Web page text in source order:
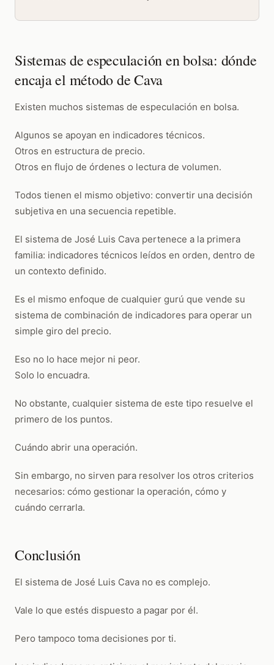
Sistemas de especulación en bolsa: dónde
encaja el método de Cava
Existen muchos sistemas de especulación en bolsa.
Algunos se apoyan en indicadores técnicos.
Otros en estructura de precio.
Otros en flujo de órdenes o lectura de volumen.
Todos tienen el mismo objetivo: convertir una decisión
subjetiva en una secuencia repetible.
El sistema de José Luis Cava pertenece a la primera
familia: indicadores técnicos leídos en orden, dentro de
un contexto definido.
Es el mismo enfoque de cualquier gurú que vende su
sistema de combinación de indicadores para operar un
simple giro del precio.
Eso no lo hace mejor ni peor.
Solo lo encuadra.
No obstante, cualquier sistema de este tipo resuelve el
primero de los puntos.
Cuándo abrir una operación.
Sin embargo, no sirven para resolver los otros criterios
necesarios: cómo gestionar la operación, cómo y
cuándo cerrarla.
Conclusión
El sistema de José Luis Cava no es complejo.
Vale lo que estés dispuesto a pagar por él.
Pero tampoco toma decisiones por ti.